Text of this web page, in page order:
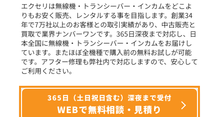
選択条件をリセット
エクセリは無線機・トランシーバー・インカムをどこよ
りもお安く販売、レンタルする事を目指します。創業34
年で7万社以上のお客様との取引実績があり、中古販売と
買取で業界ナンバーワンです。365日深夜まで対応し、日
本全国に無線機・トランシーバー・インカムをお届けし
ています。またほぼ全機種で購入前の無料お試しが可能
です。アフター修理も弊社内で対応しますので、安心して
ご利用ください。
365日（土日祝日含む）深夜まで受付
WEBで無料相談・見積り